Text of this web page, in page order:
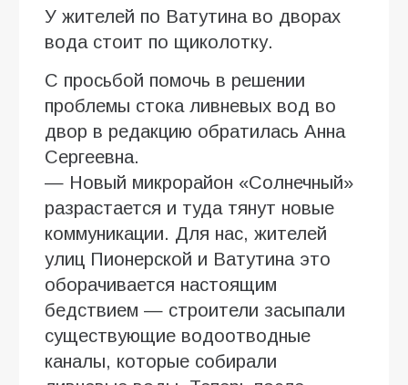
У жителей по Ватутина во дворах
вода стоит по щиколотку.
С просьбой помочь в решении
проблемы стока ливневых вод во
двор в редакцию обратилась Анна
Сергеевна.
— Новый микрорайон «Солнечный»
разрастается и туда тянут новые
коммуникации. Для нас, жителей
улиц Пионерской и Ватутина это
оборачивается настоящим
бедствием — строители засыпали
существующие водоотводные
каналы, которые собирали